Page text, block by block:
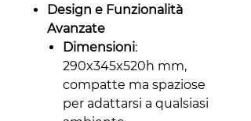
Design e Funzionalità
Avanzate
Dimensioni:
290x345x520h mm,
compatte ma spaziose
per adattarsi a qualsiasi